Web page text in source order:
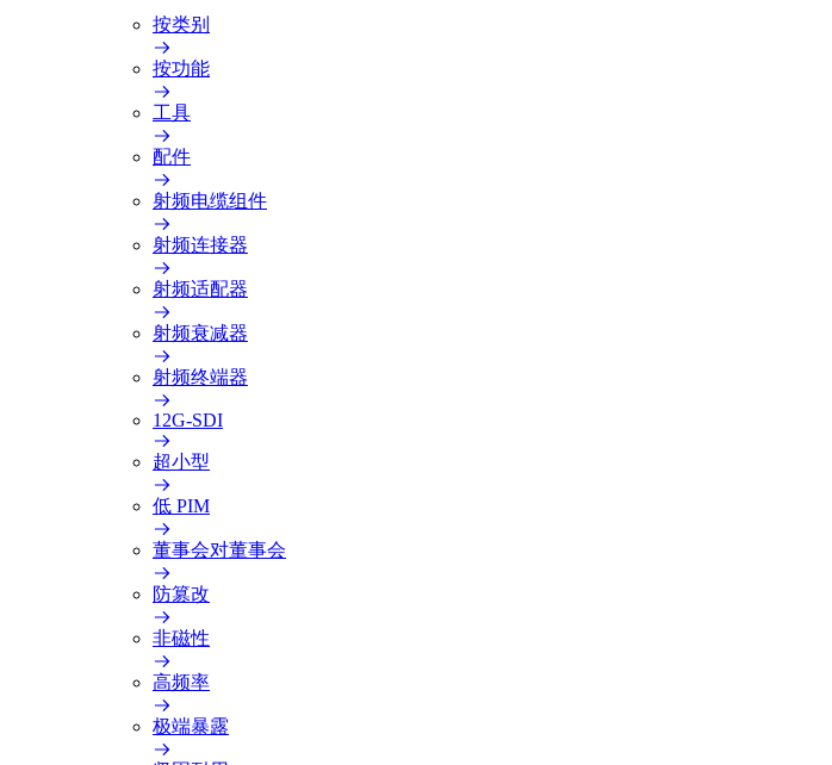
按类别
按功能
工具
配件
射频电缆组件
射频连接器
射频适配器
射频衰减器
射频终端器
12G-SDI
超小型
低 PIM
董事会对董事会
防篡改
非磁性
高频率
极端暴露